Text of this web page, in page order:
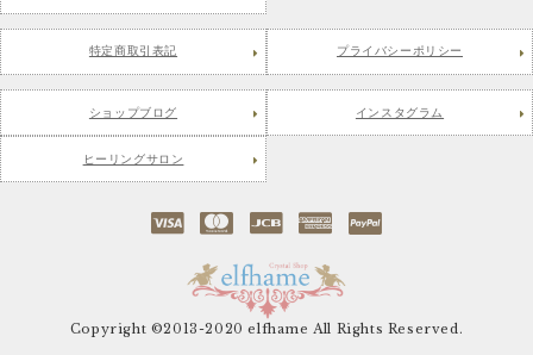
特定商取引表記 プライバシーポリシー
ショップブログ インスタグラム
ヒーリングサロン
Copyright ©2013-2020 elfhame All Rights Reserved.